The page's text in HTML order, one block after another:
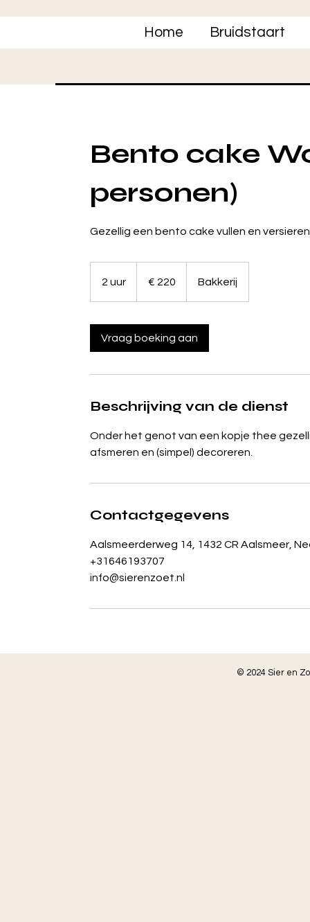
Home Bruidstaart
Bento cake
personen)
Gezellig een bento cake vullen en
2 uur € 220 Bakkerij
Vraag boeking aan
Beschrijving van de dienst
Onder het genot van een kopje thee
afsmeren en (simpel) decoreren.
Contactgegevens
Aalsmeerderweg 14, 1432 CR Aalsmeer,
+31646193707
info@sierenzoet.nl
© 2024 Sier en